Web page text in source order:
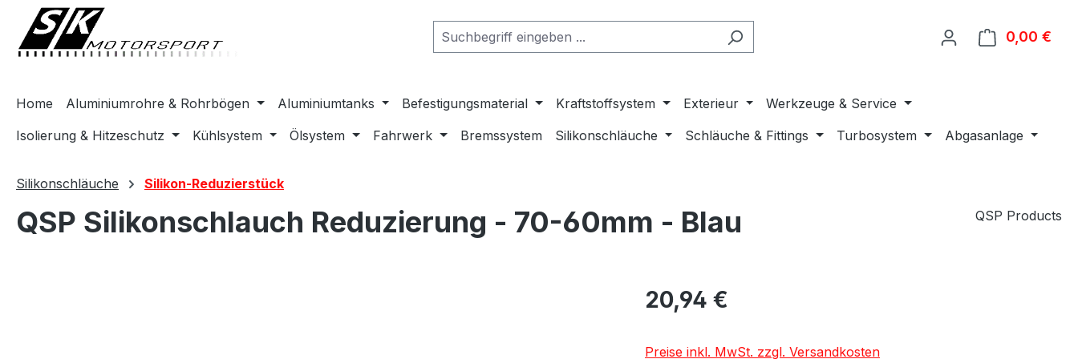
Zur Hauptnavigation springen
0,00 €
Home Aluminiumrohre & Rohrbögen Aluminiumtanks Befestigungsmaterial Kraftstoffsystem Exterieur
Werkzeuge & Service
Isolierung & Hitzeschutz
Kühlsystem Ölsystem Fahrwerk Bremssystem Silikonschläuche Schläuche & Fittings Turbosystem Abgasanlage
Silikonschläuche Silikon-Reduzierstück
QSP Silikonschlauch Reduzierung - 70-60mm - Blau QSP Products
20,94 €
Preise inkl. MwSt. zzgl. Versandkosten